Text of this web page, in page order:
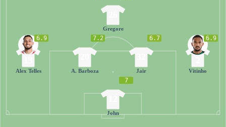
7
John
6.9
Alex Telles
7.2
A. Barboza
6.7
Jair
6.9
Vitinho
Gregore